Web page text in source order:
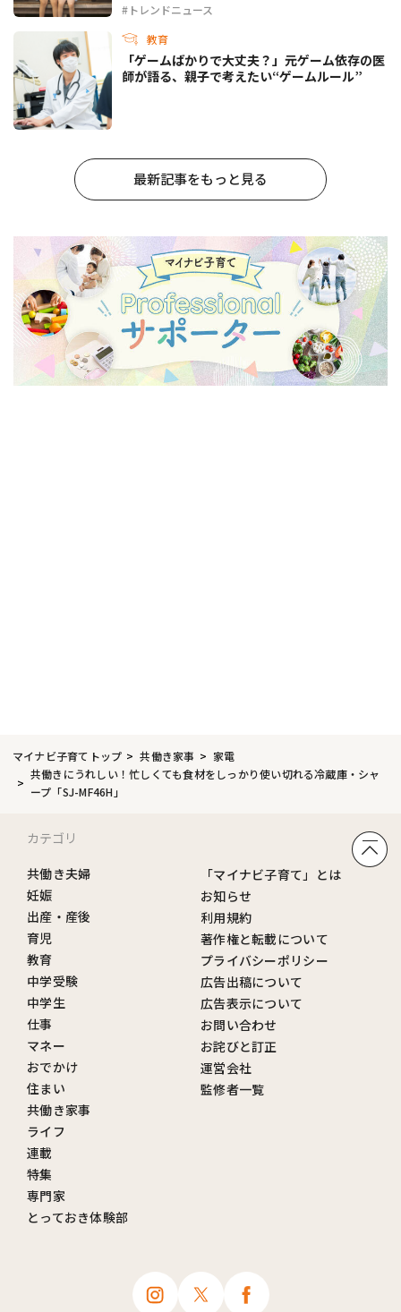
#トレンドニュース
教育
「ゲームばかりで大丈夫？」元ゲーム依存の医
師が語る、親子で考えたい“ゲームルール”
最新記事をもっと見る
マイナビ子育てトップ 共働き家事
家電
共働きにうれしい！忙しくても食材をしっかり使い切れる冷蔵庫・シャ
ープ「SJ-MF46H」
カテゴリ
共働き夫婦
妊娠
出産・産後
育児
教育
中学受験
中学生
仕事
マネー
おでかけ
住まい
共働き家事
ライフ
連載
特集
専門家
とっておき体験部
「マイナビ子育て」とは
お知らせ
利用規約
著作権と転載について
プライバシーポリシー
広告出稿について
広告表示について
お問い合わせ
お詫びと訂正
運営会社
監修者一覧